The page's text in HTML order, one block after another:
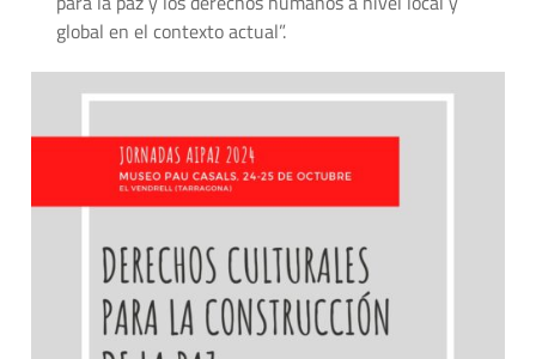
global en el contexto actual”.